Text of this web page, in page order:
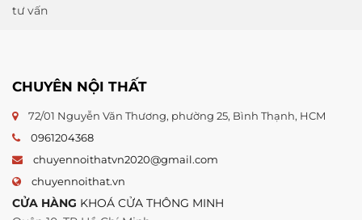
tư vấn
CHUYÊN NỘI THẤT
72/01 Nguyễn Văn Thương, phường 25, Bình Thạnh, HCM
0961204368
chuyennoithatvn2020@gmail.com
chuyennoithat.vn
CỬA HÀNG KHOÁ CỬA THÔNG MINH